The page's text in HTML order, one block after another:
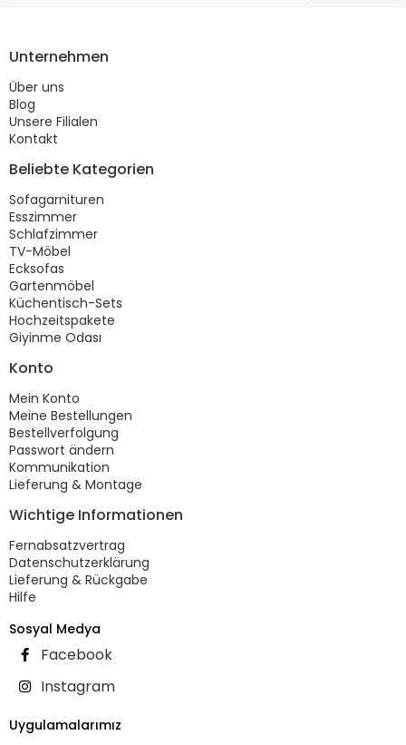
Unternehmen
Über uns
Blog
Unsere Filialen
Kontakt
Beliebte Kategorien
Sofagarnituren
Esszimmer
Schlafzimmer
TV-Möbel
Ecksofas
Gartenmöbel
Küchentisch-Sets
Hochzeitspakete
Giyinme Odası
Konto
Mein Konto
Meine Bestellungen
Bestellverfolgung
Passwort ändern
Kommunikation
Lieferung & Montage
Wichtige Informationen
Fernabsatzvertrag
Datenschutzerklärung
Lieferung & Rückgabe
Hilfe
Sosyal Medya
Facebook
Instagram
Uygulamalarımız